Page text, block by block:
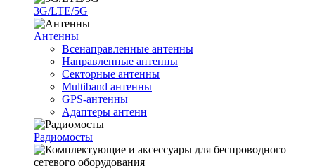
3G/LTE/5G
Антенны
Всенаправленные антенны
Направленные антенны
Секторные антенны
Multiband антенны
GPS-антенны
Адаптеры антенн
Радиомосты